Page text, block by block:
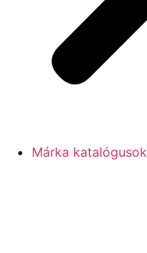
Márka katalógusok